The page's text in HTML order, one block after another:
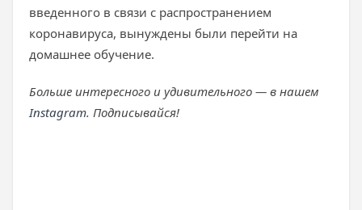
введенного в связи с распространением
коронавируса, вынуждены были перейти на
домашнее обучение.
Больше интересного и удивительного — в нашем
Instagram. Подписывайся!